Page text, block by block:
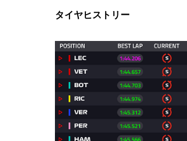
タイヤヒストリー